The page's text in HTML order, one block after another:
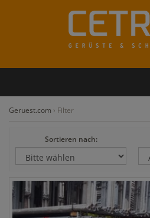
Geruest.com › Filter
Sortieren nach: